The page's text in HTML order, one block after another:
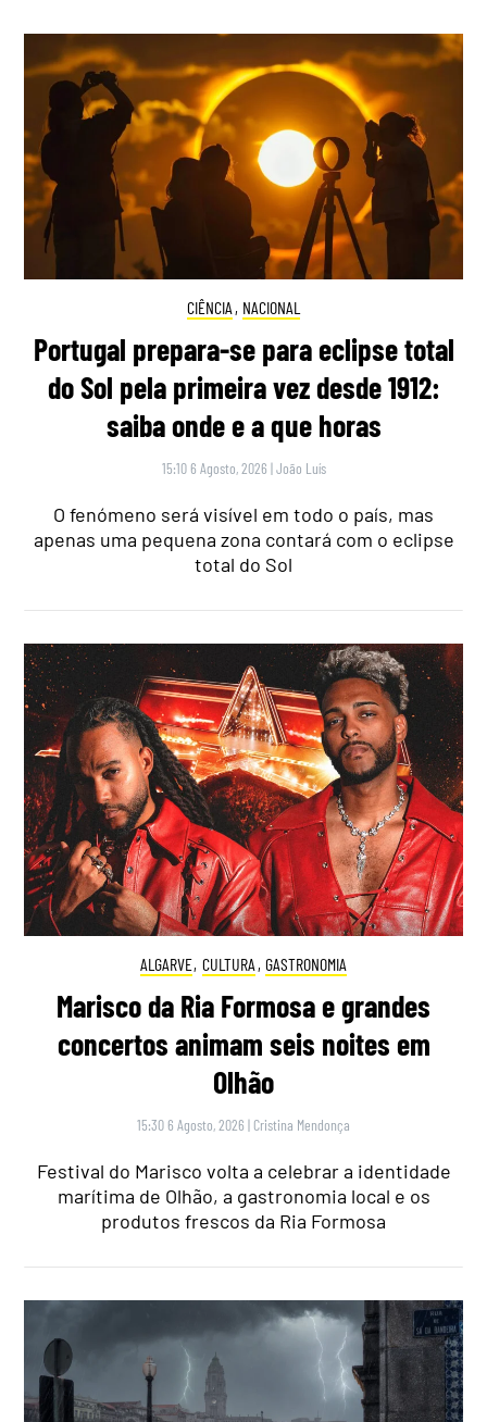
CIÊNCIA , NACIONAL
Portugal prepara-se para eclipse total
do Sol pela primeira vez desde 1912:
saiba onde e a que horas
15:10 6 Agosto, 2026 |João Luís
O fenómeno será visível em todo o país, mas
apenas uma pequena zona contará com o eclipse
total do Sol
ALGARVE, CULTURA , GASTRONOMIA
Marisco da Ria Formosa e grandes
concertos animam seis noites em
Olhão
15:30 6 Agosto, 2026 | Cristina Mendonça
Festival do Marisco volta a celebrar a identidade
marítima de Olhão, a gastronomia local e os
produtos frescos da Ria Formosa